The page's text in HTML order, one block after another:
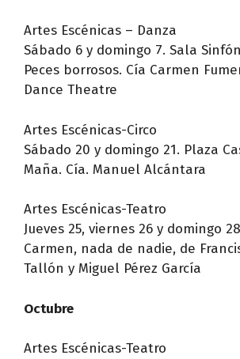
Artes Escénicas – Danza
Sábado 6 y domingo 7. Sala
Peces borrosos. Cía Carmen
Dance Theatre
Artes Escénicas-Circo
Sábado 20 y domingo 21. Plaza
Maña. Cía. Manuel Alcántara
Artes Escénicas-Teatro
Jueves 25, viernes 26 y domingo
Carmen, nada de nadie, de
Tallón y Miguel Pérez García
Octubre
Artes Escénicas-Teatro